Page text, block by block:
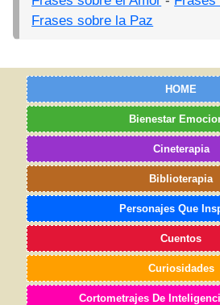
Frases sobre la Paz
HOME
Bienestar
Cineterapia
Biblioterapia
Personajes Que
Cuentos
Curiosidades
Cortometrajes De